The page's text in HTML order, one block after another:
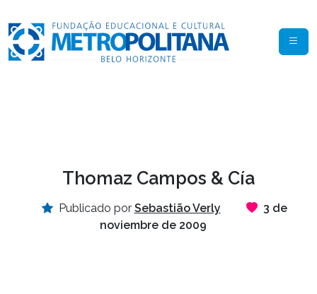
Thomaz Campos & Cía
Publicado por Sebastião Verly
3 de
noviembre de 2009